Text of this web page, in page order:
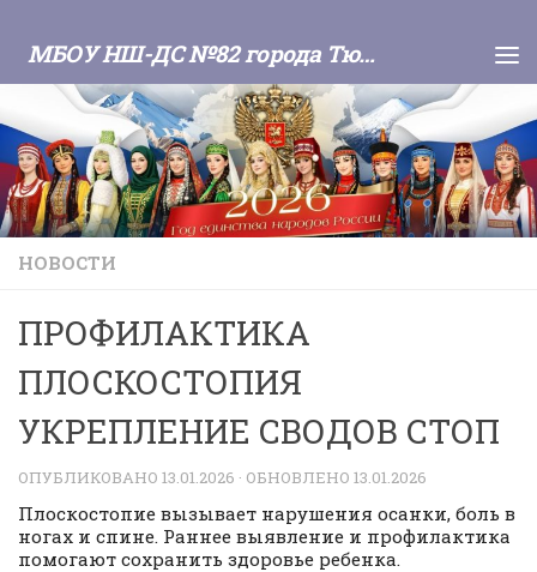
МБОУ НШ-ДС №82 города Тюмени
НОВОСТИ
ПРОФИЛАКТИКА
ПЛОСКОСТОПИЯ
УКРЕПЛЕНИЕ СВОДОВ СТОП
ОПУБЛИКОВАНО 13.01.2026 · ОБНОВЛЕНО 13.01.2026
Плоскостопие вызывает нарушения осанки, боль в
ногах и спине. Раннее выявление и профилактика
помогают сохранить здоровье ребенка.